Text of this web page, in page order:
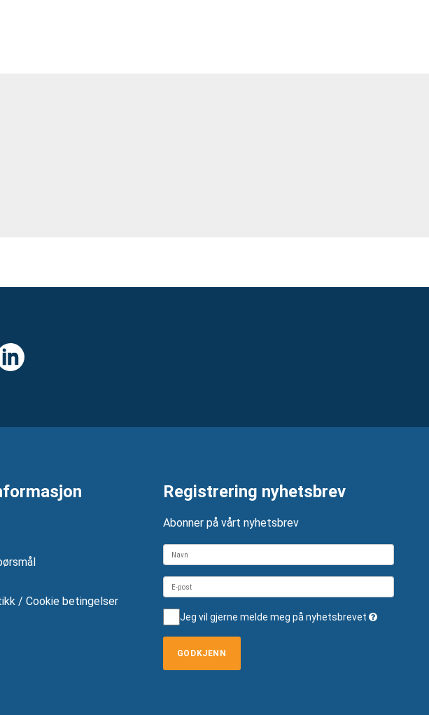
/ Cookie betingelser
Registrering nyhetsbrev
Abonner på vårt nyhetsbrev
Jeg vil gjerne melde meg på nyhetsbrevet
GODKJENN